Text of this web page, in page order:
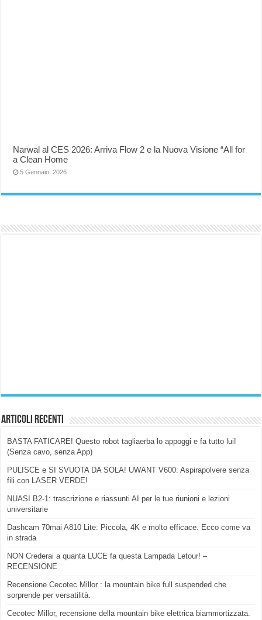
Narwal al CES 2026: Arriva Flow 2 e la Nuova Visione “All for
a Clean Home
5 Gennaio, 2026
Articoli Recenti
BASTA FATICARE! Questo robot tagliaerba lo appoggi e fa tutto lui!
(Senza cavo, senza App)
PULISCE e SI SVUOTA DA SOLA! UWANT V600: Aspirapolvere senza
fili con LASER VERDE!
NUASI B2-1: trascrizione e riassunti AI per le tue riunioni e lezioni
universitarie
Dashcam 70mai A810 Lite: Piccola, 4K e molto efficace. Ecco come va
in strada
NON Crederai a quanta LUCE fa questa Lampada Letour! –
RECENSIONE
Recensione Cecotec Millor : la mountain bike full suspended che
sorprende per versatilità.
Cecotec Millor, recensione della mountain bike elettrica biammortizzata.